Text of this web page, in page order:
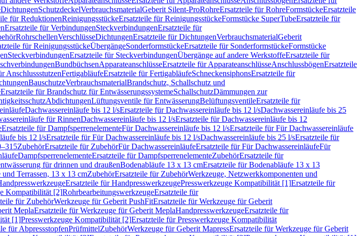
DichtungenSchutzdeckelVerbrauchsmaterialGeberit Silent-ProRohreErsatzteile für RohreFormstückeErsatzteile
für ReduktionenReinigungsstückeErsatzteile für ReinigungsstückeFormstücke SuperTubeErsatzteile für
Ersatzteile für VerbindungenSteckverbindungenErsatzteile für
RohrschellenVerschlüsseDichtungenErsatzteile für DichtungenVerbrauchsmaterialGeberit
für ReinigungsstückeÜbergängeSonderformstückeErsatzteile für SonderformstückeFormstücke
SteckverbindungenErsatzteile für SteckverbindungenÜbergänge auf andere WerkstoffeErsatzteile für
BundbüchsenApparateanschlüsseErsatzteile für ApparateanschlüsseAnschlussbögenErsatzteile
AnschlussstutzenFertigabläufeErsatzteile für FertigabläufeSchneckensiphonsErsatzteile für
BauschutzeVerbrauchsmaterialBrandschutz, Schallschutz und
Ersatzteile für Brandschutz für EntwässerungssystemeSchallschutzDämmungen zur
AbdichtungenLüftungsventile für EntwässerungBelüftungsventileErsatzteile für
Dachwassereinläufe bis 12 l/sErsatzteile für Dachwassereinläufe bis 12 l/sDachwassereinläufe bis 25
für RinnenDachwassereinläufe bis 12 l/sErsatzteile für Dachwassereinläufe bis 12
Ersatzteile für DampfsperrenelementeFür Dachwassereinläufe bis 12 l/sErsatzteile für Für Dachwassereinläufe
bis 12 l/sErsatzteile für Für Dachwassereinläufe bis 12 l/sDachwassereinläufe bis 25 l/sErsatzteile für
ZubehörErsatzteile für ZubehörFür DachwassereinläufeErsatzteile für Für DachwassereinläufeFür
DampfsperrenelementeErsatzteile für DampfsperrenelementeZubehörErsatzteile für
für drinnen und draußenBodenabläufe 13 x 13 cmErsatzteile für Bodenabläufe 13 x 13
Terrassen, 13 x 13 cmZubehörErsatzteile für ZubehörWerkzeuge, Netzwerkkomponenten und
Ersatzteile für HandpresswerkzeugePresswerkzeuge Kompatibilität [1]Ersatzteile für
Kompatibilität [2]RohrbearbeitungswerkzeugeErsatzteile für
für ZubehörWerkzeuge für Geberit PushFitErsatzteile für Werkzeuge für Geberit
MeplaErsatzteile für Werkzeuge für Geberit MeplaHandpresswerkzeugeErsatzteile für
[1]Presswerkzeuge Kompatibilität [2]Ersatzteile für Presswerkzeuge Kompatibilität
für AbpressstopfenPrüfmittelZubehörWerkzeuge für Geberit MapressErsatzteile für Werkzeuge für Geberit